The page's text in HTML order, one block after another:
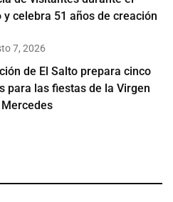
y celebra 51 años de creación
7, 2026
de El Salto prepara cinco
para las fiestas de la Virgen